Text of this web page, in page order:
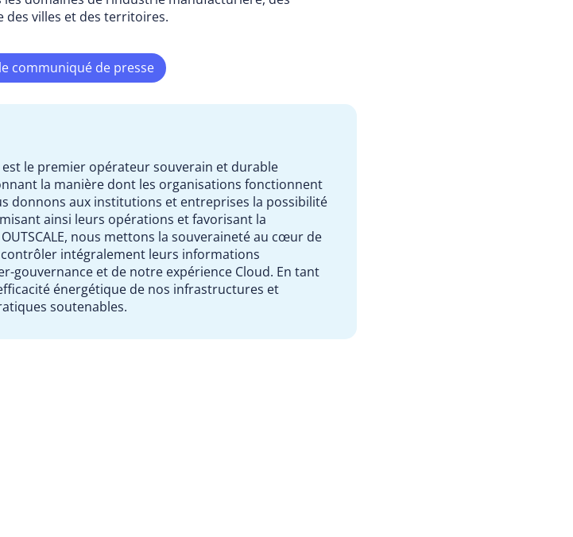
des villes et des territoires.
communiqué de presse
est le premier opérateur souverain et durable
la manière dont les organisations fonctionnent
donnons aux institutions et entreprises la possibilité
ainsi leurs opérations et favorisant la
nous mettons la souveraineté au cœur de
intégralement leurs informations
gouvernance et de notre expérience Cloud. En tant
énergétique de nos infrastructures et
soutenables.